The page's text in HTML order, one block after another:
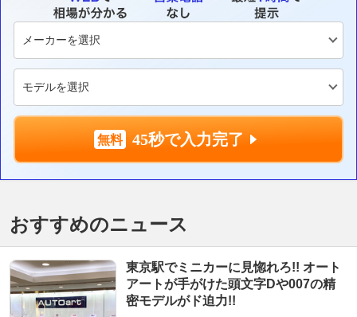
45秒で入力完了
おすすめのニュース
東京駅でミニカーに見惚れろ!! オート
アートが手がけた頭文字Dや007の精
密モデルがド迫力!!